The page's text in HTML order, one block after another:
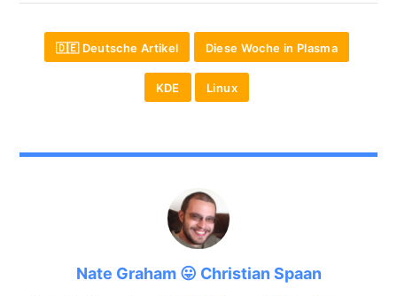
🇩🇪 Deutsche Artikel Diese Woche in Plasma
KDE Linux
Nate Graham 😛 Christian Spaan